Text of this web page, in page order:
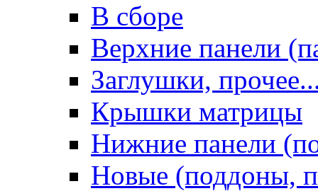
В сборе
Верхние панели
Заглушки,
Крышки матрицы
Нижние панели
Новые (поддоны,